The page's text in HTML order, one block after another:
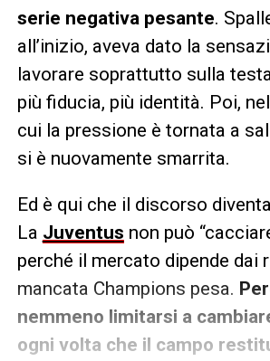
serie negativa pesante.
all’inizio, aveva dato la
lavorare soprattutto sulla
più fiducia, più identità. Poi,
cui la pressione è tornata a
si è nuovamente smarrita.
Ed è qui che il discorso
La Juventus non può
perché il mercato dipende dai
mancata Champions pesa.
nemmeno limitarsi a
ogni volta che il campo